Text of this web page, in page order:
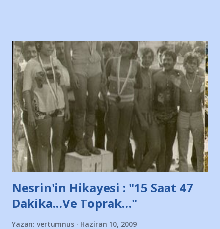
ve ürünlerini Bursa şehrinde görmek istemediklerini bir
protesto eylemiyle açıkladıklarını bildiriyordu.. Bu grup
adına açıklama yapan şahsı muhterem(!) ''Açık ve net olarak
söylüyoruz. Bu son uyarımızdır. Bunun yanısıra, bu takımlara
ait tanıtıcı ilanların asılmasına izin veren Bursa Büyükşehir
Belediyesi ile mağazaların bulunduğu alışveriş merkezlerini
de kınıyoruz'' diye de eklemiş .. Blogumuzda okuduğum bu
yazının hemen ardından bu habe...
Nesrin'in Hikayesi : "15 Saat 47
Dakika…Ve Toprak…"
Yazan: vertumnus Haziran 10, 2009